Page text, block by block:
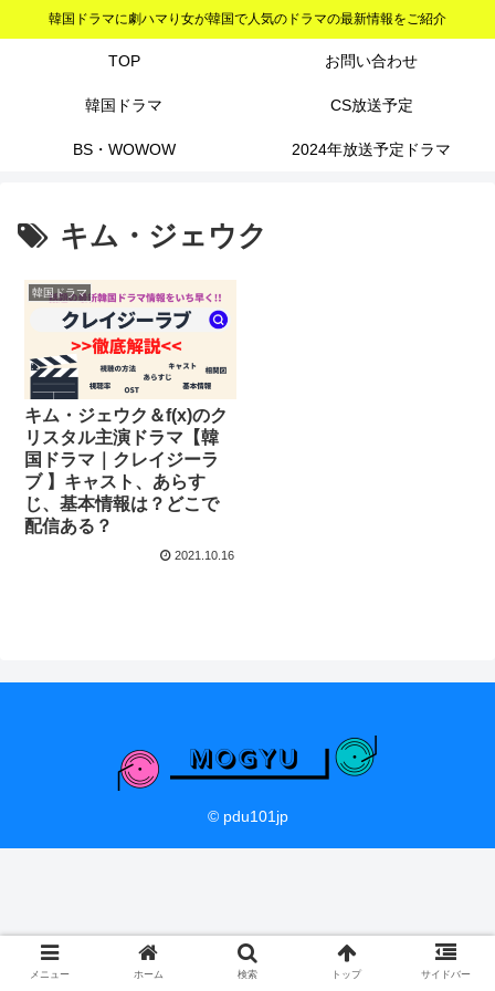
韓国ドラマに劇ハマり女が韓国で人気のドラマの最新情報をご紹介
TOP お問い合わせ
韓国ドラマ CS放送予定
BS・WOWOW 2024年放送予定ドラマ
キム・ジェウク
韓国ドラマ
キム・ジェウク＆f(x)のク
リスタル主演ドラマ【韓
国ドラマ｜クレイジーラ
ブ 】キャスト、あらす
じ、基本情報は？どこで
配信ある？
2021.10.16
© pdu101jp
メニュー ホーム 検索 トップ サイドバー